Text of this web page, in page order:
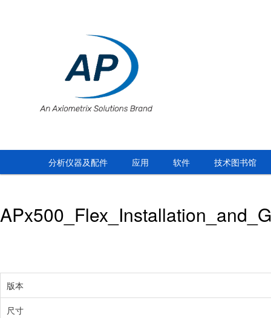
分析仪器及配件 应用 软件 技术图书馆
版本
尺寸